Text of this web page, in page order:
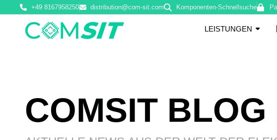
+49 8167958250 distribution@com-sit.com Komponenten-Schnellsuche
LEISTUNGEN
COMSIT BLOG